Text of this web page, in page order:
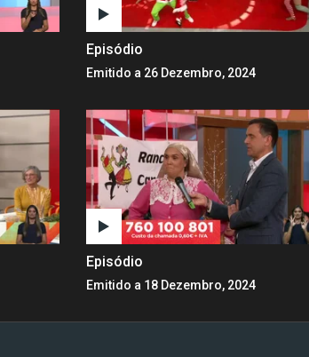
Episódio
Emitido a 26 Dezembro, 2024
Episódio
Emitido a 18 Dezembro, 2024